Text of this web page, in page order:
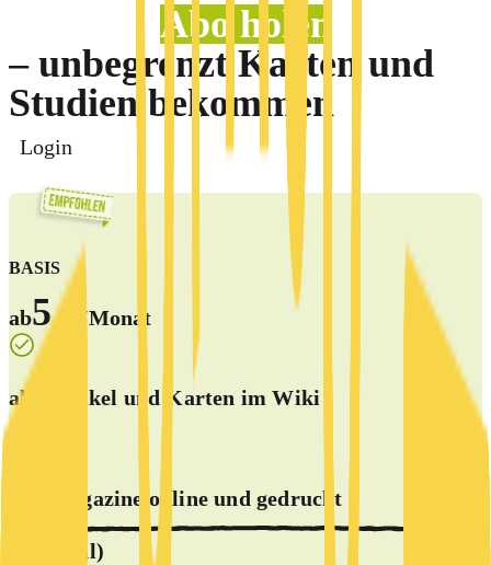
Abo holen
– unbegrenzt Karten und
Studien bekommen
BASIS
ab5 € /Monat
alle Artikel und Karten im Wiki
alle Magazine online und gedruckt
(optional)
Login